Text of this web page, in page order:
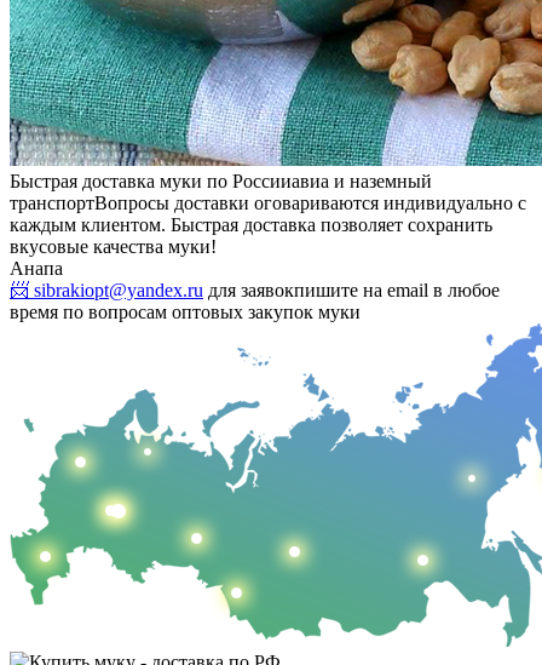
Быстрая доставка муки по Россииавиа и наземный
транспортВопросы доставки оговариваются индивидуально с
каждым клиентом. Быстрая доставка позволяет сохранить
вкусовые качества муки!
Анапа
📨 sibrakiopt@yandex.ru для заявокпишите на email в любое
время по вопросам оптовых закупок муки